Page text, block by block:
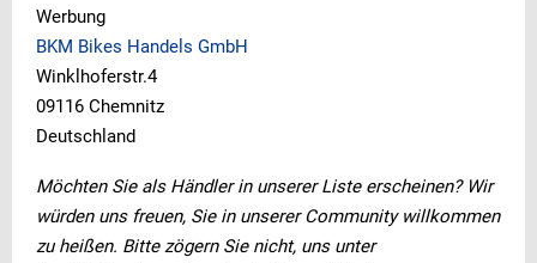
Werbung
BKM Bikes Handels GmbH
Winklhoferstr.4
09116 Chemnitz
Deutschland
Möchten Sie als Händler in unserer Liste erscheinen? Wir
würden uns freuen, Sie in unserer Community willkommen
zu heißen. Bitte zögern Sie nicht, uns unter